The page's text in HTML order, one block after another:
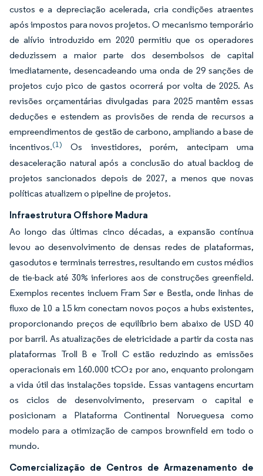
custos e a depreciação acelerada, cria condições atraentes
após impostos para novos projetos. O mecanismo temporário
de alívio introduzido em 2020 permitiu que os operadores
deduzissem a maior parte dos desembolsos de capital
imediatamente, desencadeando uma onda de 29 sanções de
projetos cujo pico de gastos ocorrerá por volta de 2025. As
revisões orçamentárias divulgadas para 2025 mantêm essas
deduções e estendem as provisões de renda de recursos a
empreendimentos de gestão de carbono, ampliando a base de
incentivos.(1)
Os investidores, porém, antecipam uma
desaceleração natural após a conclusão do atual backlog de
projetos sancionados depois de 2027, a menos que novas
políticas atualizem o pipeline de projetos.
Infraestrutura Offshore Madura
Ao longo das últimas cinco décadas, a expansão contínua
levou ao desenvolvimento de densas redes de plataformas,
gasodutos e terminais terrestres, resultando em custos médios
de tie-back até 30% inferiores aos de construções greenfield.
Exemplos recentes incluem Fram Sør e Bestla, onde linhas de
fluxo de 10 a 15 km conectam novos poços a hubs existentes,
proporcionando preços de equilíbrio bem abaixo de USD 40
por barril. As atualizações de eletricidade a partir da costa nas
plataformas Troll B e Troll C estão reduzindo as emissões
operacionais em 160.000 tCO₂ por ano, enquanto prolongam
a vida útil das instalações topside. Essas vantagens encurtam
os ciclos de desenvolvimento, preservam o capital e
posicionam a Plataforma Continental Norueguesa como
modelo para a otimização de campos brownfield em todo o
mundo.
Comercialização de Centros de Armazenamento de